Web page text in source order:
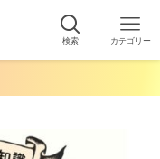
検索 カテゴリー